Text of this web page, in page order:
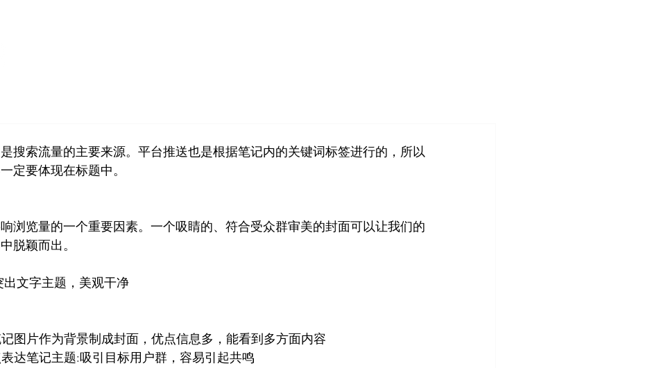
搜索流量的主要来源。平台推送也是根据笔记内的关键词标签进行的，所以
定要体现在标题中。
浏览量的一个重要因素。一个吸睛的、符合受众群审美的封面可以让我们的
脱颖而出。
出文字主题，美观干净
图片作为背景制成封面，优点信息多，能看到多方面内容
达笔记主题:吸引目标用户群，容易引起共鸣